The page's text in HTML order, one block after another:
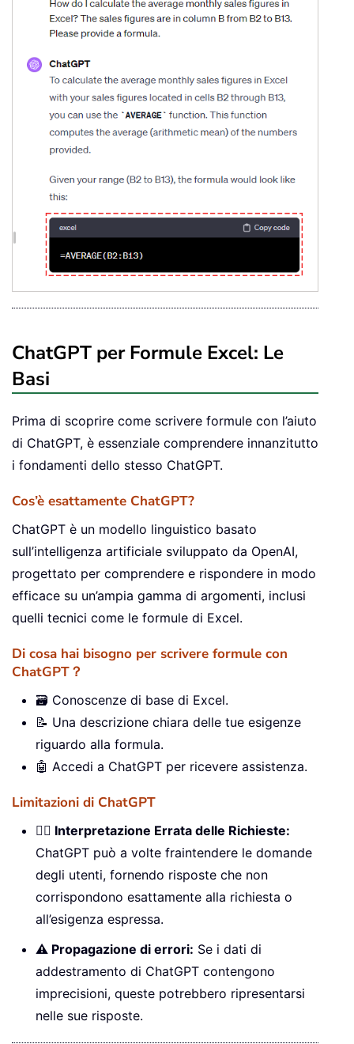
ChatGPT per Formule Excel: Le
Basi
Prima di scoprire come scrivere formule con l’aiuto
di ChatGPT, è essenziale comprendere innanzitutto
i fondamenti dello stesso ChatGPT.
Cos’è esattamente ChatGPT?
ChatGPT è un modello linguistico basato
sull’intelligenza artificiale sviluppato da OpenAI,
progettato per comprendere e rispondere in modo
efficace su un’ampia gamma di argomenti, inclusi
quelli tecnici come le formule di Excel.
Di cosa hai bisogno per scrivere formule con
ChatGPT？
🗃️ Conoscenze di base di Excel.
📝 Una descrizione chiara delle tue esigenze
riguardo alla formula.
🤖 Accedi a ChatGPT per ricevere assistenza.
Limitazioni di ChatGPT
🤷‍♂️ Interpretazione Errata delle Richieste:
ChatGPT può a volte fraintendere le domande
degli utenti, fornendo risposte che non
corrispondono esattamente alla richiesta o
all’esigenza espressa.
⚠️ Propagazione di errori: Se i dati di
addestramento di ChatGPT contengono
imprecisioni, queste potrebbero ripresentarsi
nelle sue risposte.